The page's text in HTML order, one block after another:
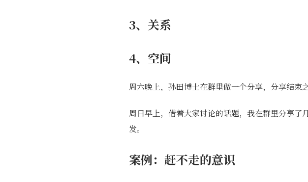
3、关系
4、空间
周六晚上，孙田博士在群里做一个分享，分享结束
周日早上，借着大家讨论的话题，我在群里分享
发。
案例：赶不走的意识